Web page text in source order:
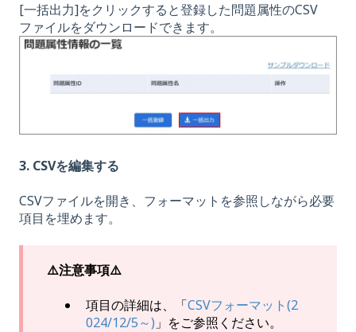
[一括出力]をクリックすると登録した問題属性のCSV
ファイルをダウンロードできます。
3. CSVを編集する
CSVファイルを開き、フォーマットを参照しながら必要
項目を埋めます。
⚠️注意事項⚠️
項目の詳細は、「CSVフォーマット(2
024/12/5～) 」をご参照ください。